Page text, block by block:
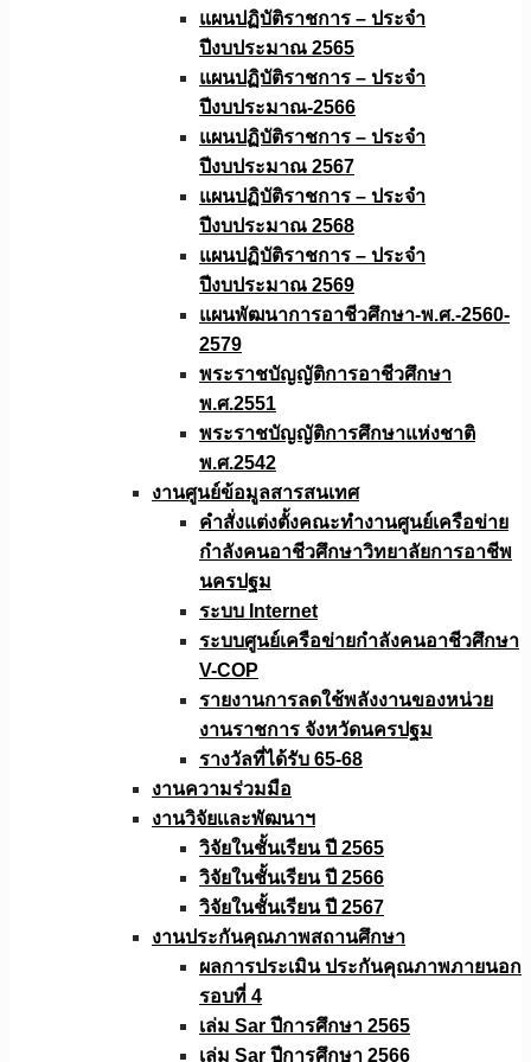
แผนปฏิบัติราชการ – ประจำ
ปีงบประมาณ 2565
แผนปฏิบัติราชการ – ประจำ
ปีงบประมาณ-2566
แผนปฏิบัติราชการ – ประจำ
ปีงบประมาณ 2567
แผนปฏิบัติราชการ – ประจำ
ปีงบประมาณ 2568
แผนปฏิบัติราชการ – ประจำ
ปีงบประมาณ 2569
แผนพัฒนาการอาชีวศึกษา-พ.ศ.-2560-
2579
พระราชบัญญัติการอาชีวศึกษา
พ.ศ.2551
พระราชบัญญัติการศึกษาแห่งชาติ
พ.ศ.2542
งานศูนย์ข้อมูลสารสนเทศ
คำสั่งแต่งตั้งคณะทำงานศูนย์เครือข่าย
กำลังคนอาชีวศึกษาวิทยาลัยการอาชีพ
นครปฐม
ระบบ Internet
ระบบศูนย์เครือข่ายกำลังคนอาชีวศึกษา
V-COP
รายงานการลดใช้พลังงานของหน่วย
งานราชการ จังหวัดนครปฐม
รางวัลที่ได้รับ 65-68
งานความร่วมมือ
งานวิจัยเเละพัฒนาฯ
วิจัยในชั้นเรียน ปี 2565
วิจัยในชั้นเรียน ปี 2566
วิจัยในชั้นเรียน ปี 2567
งานประกันคุณภาพสถานศึกษา
ผลการประเมิน ประกันคุณภาพภายนอก
รอบที่ 4
เล่ม Sar ปีการศึกษา 2565
เล่ม Sar ปีการศึกษา 2566